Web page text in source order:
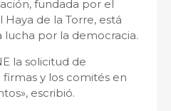
fundada por el
de la Torre, está
por la democracia.
la solicitud de
y los comités en
escribió.